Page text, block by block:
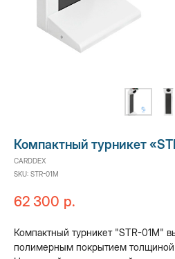
Компактный турникет
CARDDEX
SKU: STR-01M
62 300 р.
Компактный турникет "STR-01M"
полимерным покрытием